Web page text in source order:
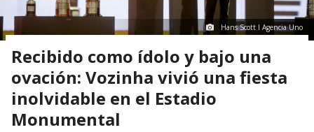
Hans Scott I Agencia Uno
Recibido como ídolo y bajo una
ovación: Vozinha vivió una fiesta
inolvidable en el Estadio
Monumental